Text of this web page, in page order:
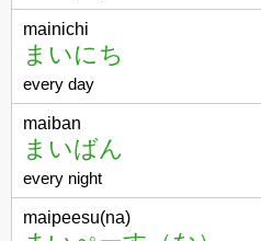
mainichi
まいにち
every day
maiban
まいばん
every night
maipeesu(na)